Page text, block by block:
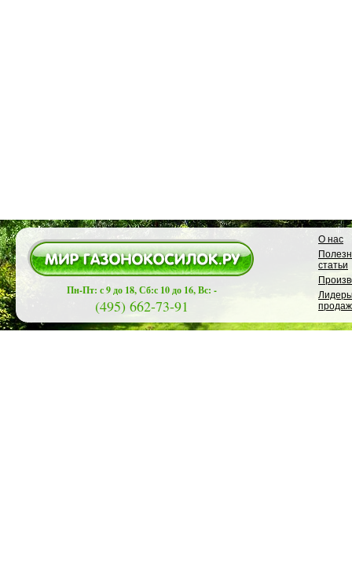
Пн-Пт: с 9 до 18, Сб:с 10 до 16, Вс: -
(495) 662-73-91
О нас
статьи
продаж